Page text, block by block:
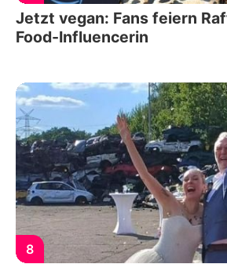
Jetzt vegan: Fans feiern
Food-Influencerin
8